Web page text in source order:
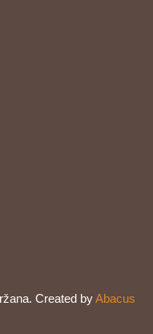
Created byAbacus